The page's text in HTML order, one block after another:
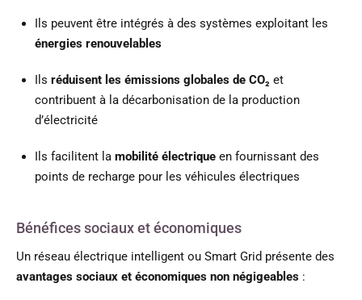
Ils peuvent être intégrés à des systèmes exploitant les
énergies renouvelables
Ils réduisent les émissions globales de CO₂ et
contribuent à la décarbonisation de la production
d’électricité
Ils facilitent la mobilité électriqueen fournissant des
points de recharge pour les véhicules électriques
Bénéfices sociaux et économiques
Un réseau électrique intelligent ou Smart Grid présente des
avantages sociaux et économiques non négigeables :